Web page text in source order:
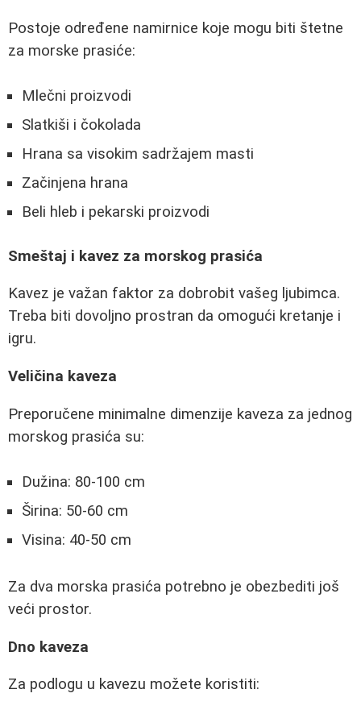
Postoje određene namirnice koje mogu biti štetne
za morske prasiće:
Mlečni proizvodi
Slatkiši i čokolada
Hrana sa visokim sadržajem masti
Začinjena hrana
Beli hleb i pekarski proizvodi
Smeštaj i kavez za morskog prasića
Kavez je važan faktor za dobrobit vašeg ljubimca.
Treba biti dovoljno prostran da omogući kretanje i
igru.
Veličina kaveza
Preporučene minimalne dimenzije kaveza za jednog
morskog prasića su:
Dužina: 80-100 cm
Širina: 50-60 cm
Visina: 40-50 cm
Za dva morska prasića potrebno je obezbediti još
veći prostor.
Dno kaveza
Za podlogu u kavezu možete koristiti: